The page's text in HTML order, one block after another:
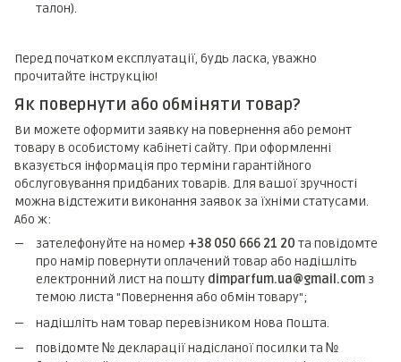
талон).
Перед початком експлуатації, будь ласка, уважно
прочитайте інструкцію!
Як повернути або обміняти товар?
Ви можете оформити заявку на повернення або ремонт
товару в особистому кабінеті сайту. При оформленні
вказується інформація про терміни гарантійного
обслуговування придбаних товарів. Для вашої зручності
можна відстежити виконання заявок за їхніми статусами.
Або ж:
зателефонуйте на номер +38 050 666 21 20 та повідомте
про намір повернути оплачений товар або надішліть
електронний лист на пошту dimparfum.ua@gmail.com з
темою листа "Повернення або обмін товару";
надішліть нам товар перевізником Нова Пошта.
повідомте № декларації надісланої посилки та №